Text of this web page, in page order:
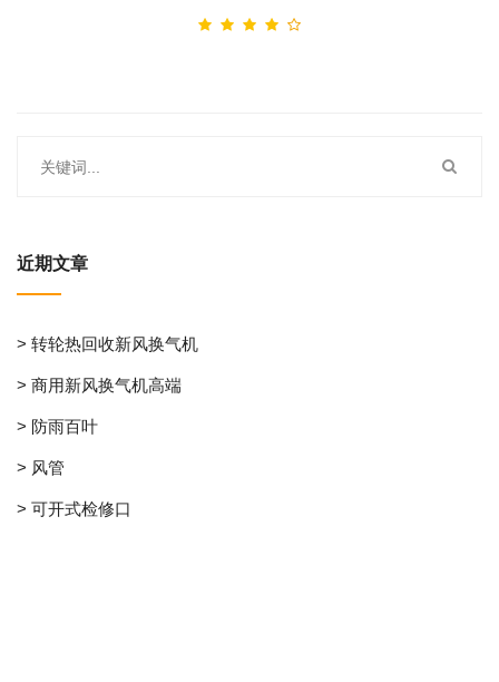
近期文章
> 转轮热回收新风换气机
> 商用新风换气机高端
> 防雨百叶
> 风管
> 可开式检修口